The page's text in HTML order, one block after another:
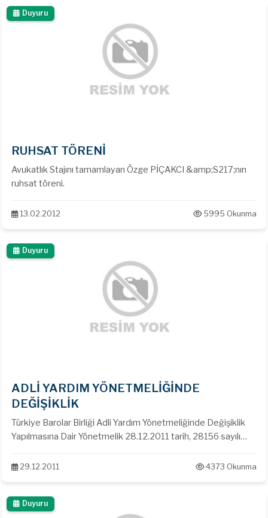
Duyuru
RUHSAT TÖRENİ
Avukatlık Stajını tamamlayan Özge PİÇAKCI &amp;S217;nın
ruhsat töreni.
13.02.2012 5995 Okunma
Duyuru
ADLİ YARDIM YÖNETMELİĞİNDE
DEĞİŞİKLİK
Türkiye Barolar Birliği Adli Yardım Yönetmeliğinde Değişiklik
Yapılmasına Dair Yönetmelik 28.12.2011 tarih, 28156 sayılı
29.12.2011 4373 Okunma
Duyuru